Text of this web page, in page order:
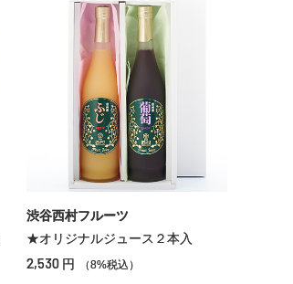
渋谷西村フルーツ
★オリジナルジュース２本入
2,530 円 （8%税込）